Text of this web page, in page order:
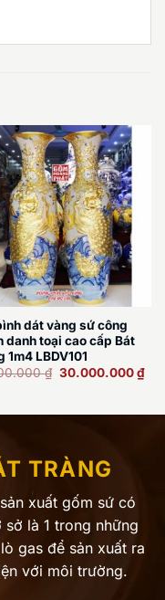
₫.
dát vàng sứ công
danh toại cao cấp Bát
1m4 LBDV101
₫ Giá
30.000.000₫Giá
TRÀNG
xuất gốm sứ có
sở là 1 trong những
gas để sản xuất ra
với môi trường.